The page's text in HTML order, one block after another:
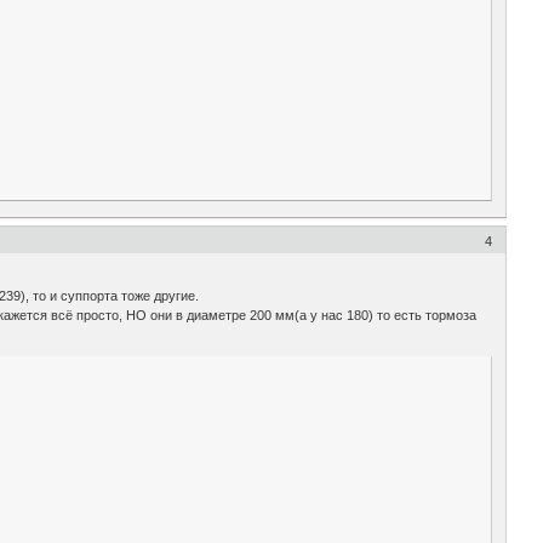
4
то и суппорта тоже другие.
всё просто, НО они в диаметре 200 мм(а у нас 180) то есть тормоза